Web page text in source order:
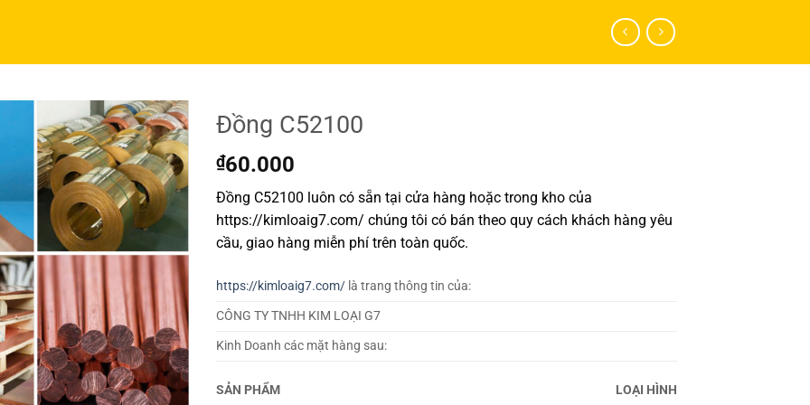
Đồng C52100
₫60.000
Đồng C52100 luôn có sẵn tại cửa hàng hoặc trong kho của
https://kimloaig7.com/ chúng tôi có bán theo quy cách khách hàng yêu
cầu, giao hàng miễn phí trên toàn quốc.
https://kimloaig7.com/ là trang thông tin của:
CÔNG TY TNHH KIM LOẠI G7
Kinh Doanh các mặt hàng sau:
SẢN PHẨM LOẠI HÌNH